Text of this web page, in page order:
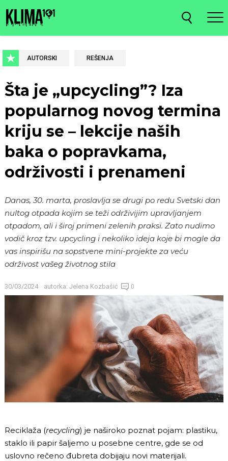
AUTORSKI REŠENJA
Šta je „upcycling”? Iza
popularnog novog termina
kriju se – lekcije naših
baka o popravkama,
održivosti i prenameni
Danas, 30. marta, proslavlja se drugi po redu Svetski dan
nultog otpada kojim se teži održivijim upravljanjem
otpadom, ali i široj primeni zelenih praksi. Zato nudimo
vodič kroz tzv. upcycling i nekoliko ideja koje bi mogle da
vas inspirišu na sopstvene mini-projekte za veću
održivost vašeg životnog stila
30/03/2024 autorka: Jelena Kozbašić 0
Reciklaža (recycling) je naširoko poznat pojam: plastiku,
staklo ili papir šaljemo u posebne centre, gde se od
uslovno rečeno đubreta dobijaju novi materijali.